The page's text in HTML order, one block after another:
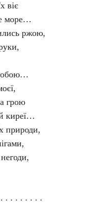
віє
море…
ржою,
грою
киреї…
природи,
. . . . . . . .